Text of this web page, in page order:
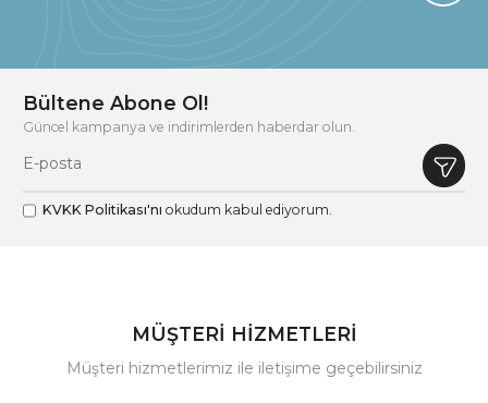
Bültene Abone Ol!
Güncel kampanya ve indirimlerden haberdar olun.
KVKK Politikası'nı okudum kabul ediyorum.
MÜŞTERİ HİZMETLERİ
Müşteri hizmetlerimiz ile iletişime geçebilirsiniz